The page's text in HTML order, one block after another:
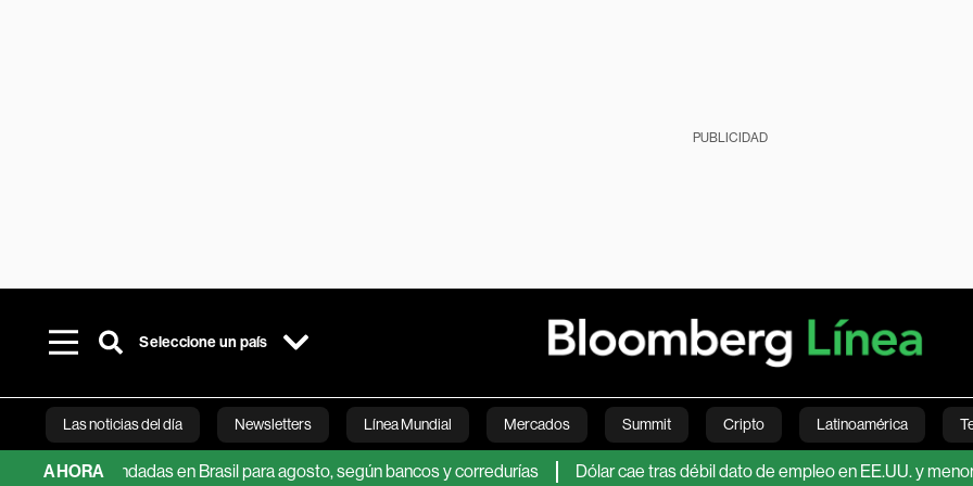
PUBLICIDAD
Seleccione un país
Las noticias del día Newsletters Línea Mundial Mercados Summit Cripto Latinoamérica
Bloomberg Green Economía Estilo de vida Mundo Videos
AHORA en Brasil para agosto, según bancos y corredurías Dólar cae tras débil dato de empleo en EE.UU. y menor